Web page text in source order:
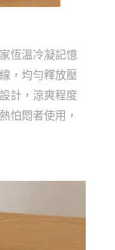
恆溫冷凝記憶
，均勻釋放壓
計，涼爽程度
怕悶者使用，